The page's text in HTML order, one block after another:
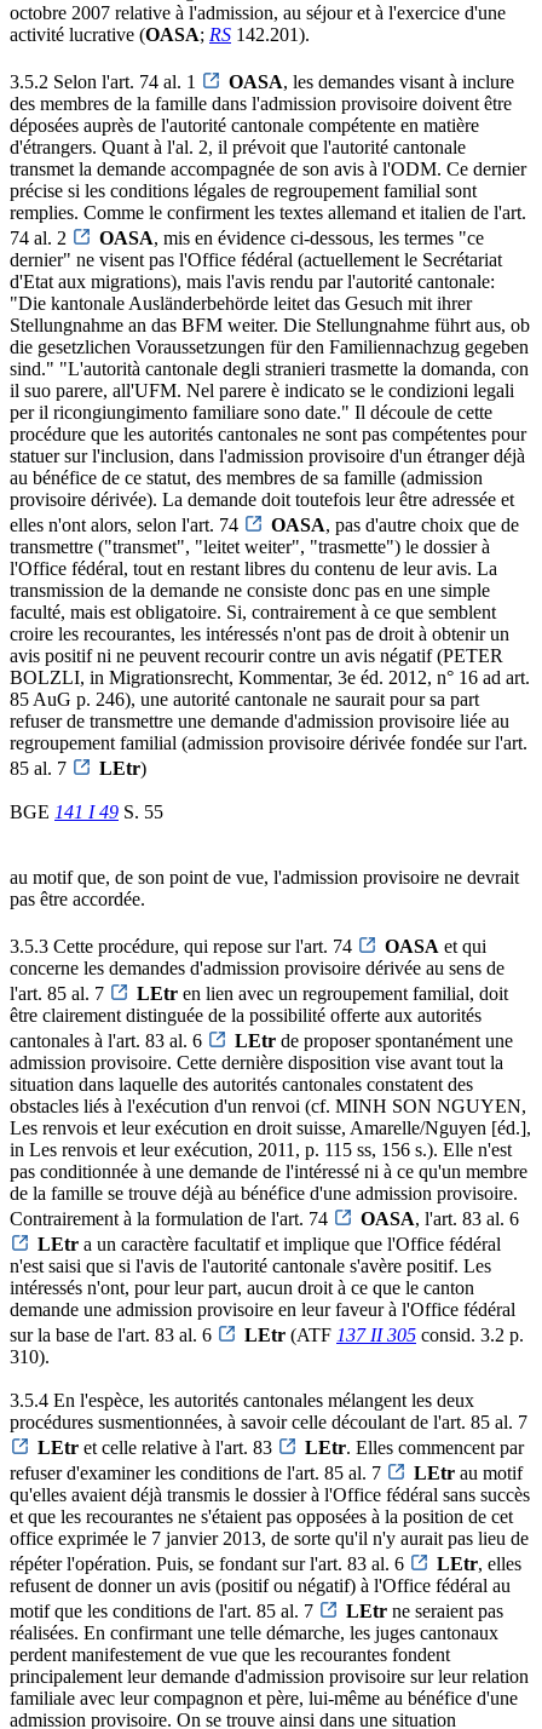
octobre 2007 relative à l'admission, au séjour et à l'exercice d'une
activité lucrative (OASA; RS 142.201).
3.5.2 Selon l'art. 74 al. 1 OASA, les demandes visant à inclure
des membres de la famille dans l'admission provisoire doivent être
déposées auprès de l'autorité cantonale compétente en matière
d'étrangers. Quant à l'al. 2, il prévoit que l'autorité cantonale
transmet la demande accompagnée de son avis à l'ODM. Ce dernier
précise si les conditions légales de regroupement familial sont
remplies. Comme le confirment les textes allemand et italien de l'art.
74 al. 2
OASA, mis en évidence ci-dessous, les termes "ce
dernier" ne visent pas l'Office fédéral (actuellement le Secrétariat
d'Etat aux migrations), mais l'avis rendu par l'autorité cantonale:
"Die kantonale Ausländerbehörde leitet das Gesuch mit ihrer
Stellungnahme an das BFM weiter. Die Stellungnahme führt aus, ob
die gesetzlichen Voraussetzungen für den Familiennachzug gegeben
sind." "L'autorità cantonale degli stranieri trasmette la domanda, con
il suo parere, all'UFM. Nel parere è indicato se le condizioni legali
per il ricongiungimento familiare sono date." Il découle de cette
procédure que les autorités cantonales ne sont pas compétentes pour
statuer sur l'inclusion, dans l'admission provisoire d'un étranger déjà
au bénéfice de ce statut, des membres de sa famille (admission
provisoire dérivée). La demande doit toutefois leur être adressée et
elles n'ont alors, selon l'art. 74
OASA, pas d'autre choix que de
transmettre ("transmet", "leitet weiter", "trasmette") le dossier à
l'Office fédéral, tout en restant libres du contenu de leur avis. La
transmission de la demande ne consiste donc pas en une simple
faculté, mais est obligatoire. Si, contrairement à ce que semblent
croire les recourantes, les intéressés n'ont pas de droit à obtenir un
avis positif ni ne peuvent recourir contre un avis négatif (PETER
BOLZLI, in Migrationsrecht, Kommentar, 3e éd. 2012, n° 16 ad art.
85 AuG p. 246), une autorité cantonale ne saurait pour sa part
refuser de transmettre une demande d'admission provisoire liée au
regroupement familial (admission provisoire dérivée fondée sur l'art.
85 al. 7
LEtr)
BGE 141 I 49 S. 55
au motif que, de son point de vue, l'admission provisoire ne devrait
pas être accordée.
3.5.3 Cette procédure, qui repose sur l'art. 74 OASA et qui
concerne les demandes d'admission provisoire dérivée au sens de
l'art. 85 al. 7
LEtr en lien avec un regroupement familial, doit
être clairement distinguée de la possibilité offerte aux autorités
cantonales à l'art. 83 al. 6
LEtr de proposer spontanément une
admission provisoire. Cette dernière disposition vise avant tout la
situation dans laquelle des autorités cantonales constatent des
obstacles liés à l'exécution d'un renvoi (cf. MINH SON NGUYEN,
Les renvois et leur exécution en droit suisse, Amarelle/Nguyen [éd.],
in Les renvois et leur exécution, 2011, p. 115 ss, 156 s.). Elle n'est
pas conditionnée à une demande de l'intéressé ni à ce qu'un membre
de la famille se trouve déjà au bénéfice d'une admission provisoire.
Contrairement à la formulation de l'art. 74
OASA, l'art. 83 al. 6
LEtr a un caractère facultatif et implique que l'Office fédéral
n'est saisi que si l'avis de l'autorité cantonale s'avère positif. Les
intéressés n'ont, pour leur part, aucun droit à ce que le canton
demande une admission provisoire en leur faveur à l'Office fédéral
sur la base de l'art. 83 al. 6
LEtr (ATF 137 II 305 consid. 3.2 p.
310).
3.5.4 En l'espèce, les autorités cantonales mélangent les deux
procédures susmentionnées, à savoir celle découlant de l'art. 85 al. 7
LEtr et celle relative à l'art. 83 LEtr. Elles commencent par
refuser d'examiner les conditions de l'art. 85 al. 7
LEtr au motif
qu'elles avaient déjà transmis le dossier à l'Office fédéral sans succès
et que les recourantes ne s'étaient pas opposées à la position de cet
office exprimée le 7 janvier 2013, de sorte qu'il n'y aurait pas lieu de
répéter l'opération. Puis, se fondant sur l'art. 83 al. 6
LEtr, elles
refusent de donner un avis (positif ou négatif) à l'Office fédéral au
motif que les conditions de l'art. 85 al. 7
LEtr ne seraient pas
réalisées. En confirmant une telle démarche, les juges cantonaux
perdent manifestement de vue que les recourantes fondent
principalement leur demande d'admission provisoire sur leur relation
familiale avec leur compagnon et père, lui-même au bénéfice d'une
admission provisoire. On se trouve ainsi dans une situation